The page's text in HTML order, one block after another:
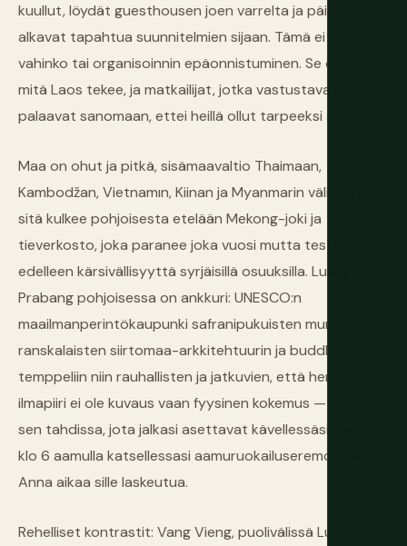
kuullut, löydät guesthousen joen varrelta ja päivät
alkavat tapahtua suunnitelmien sijaan. Tämä ei ole
vahinko tai organisoinnin epäonnistuminen. Se on sitä,
mitä Laos tekee, ja matkailijat, jotka vastustavat sitä,
palaavat sanomaan, ettei heillä ollut tarpeeksi aikaa.
Maa on ohut ja pitkä, sisämaavaltio Thaimaan,
Kambodžan, Vietnamın, Kiinan ja Myanmarin välissä, ja
sitä kulkee pohjoisesta etelään Mekong-joki ja
tieverkosto, joka paranee joka vuosi mutta testaa
edelleen kärsivällisyyttä syrjäisillä osuuksilla. Luang
Prabang pohjoisessa on ankkuri: UNESCO:n
maailmanperintökaupunki safranipukuisten munkkien,
ranskalaisten siirtomaa-arkkitehtuurin ja buddhalaisiin
temppeliin niin rauhallisten ja jatkuvien, että hengellinen
ilmapiiri ei ole kuvaus vaan fyysinen kokemus — tunnet
sen tahdissa, jota jalkasi asettavat kävellessäsi kaduilla
klo 6 aamulla katsellessasi aamuruokailuseremoniaa.
Anna aikaa sille laskeutua.
Rehelliset kontrastit: Vang Vieng, puolivälissä Luang